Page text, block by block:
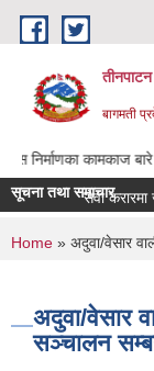
Skip to main content
तीनपाटन
बागमती
कामकाज बारे
सूचना तथा समाचार
सेवा करारमा
You are
Home » अदुवा/वेसार
अदुवा/वेसार
सञ्चालन